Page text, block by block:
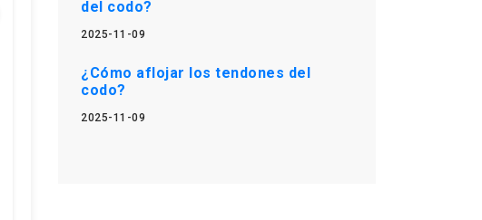
del codo?
2025-11-09
¿Cómo aflojar los tendones del
codo?
2025-11-09